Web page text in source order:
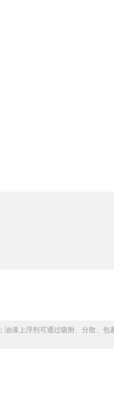
漆上浮剂可通过吸附、分散、包